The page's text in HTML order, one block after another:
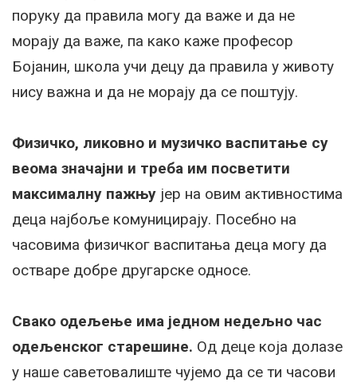
поруку да правила могу да важе и да не
морају да важе, па како каже професор
Бојанин, школа учи децу да правила у животу
нису важна и да не морају да се поштују.
Физичко, ликовно и музичко васпитање су
веома значајни и треба им посветити
максималну пажњу јер на овим активностима
деца најбоље комуницирају. Посебно на
часовима физичког васпитања деца могу да
остваре добре другарске односе.
Свако одељење има једном недељно час
одељенског старешине. Од деце која долазе
у наше саветовалиште чујемо да се ти часови